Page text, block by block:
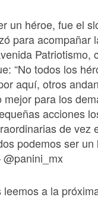
un héroe, fue el
para acompañar
Patriotismo,
“No todos los
aquí, otros
mejor para los
acciones
de vez
podemos ser
@panini_mx
leemos a la